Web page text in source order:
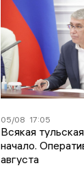
05/08 17:05
Всякая
начало.
августа